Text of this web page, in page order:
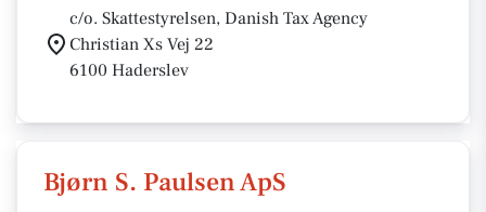
c/o. Skattestyrelsen, Danish Tax Agency
Christian Xs Vej 22
6100 Haderslev
Bjørn S. Paulsen ApS